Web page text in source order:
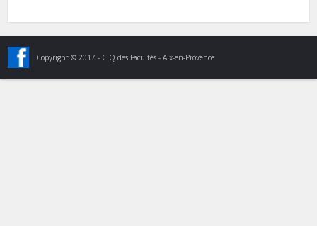
Copyright © 2017 - CIQ des Facultés - Aix-en-Provence